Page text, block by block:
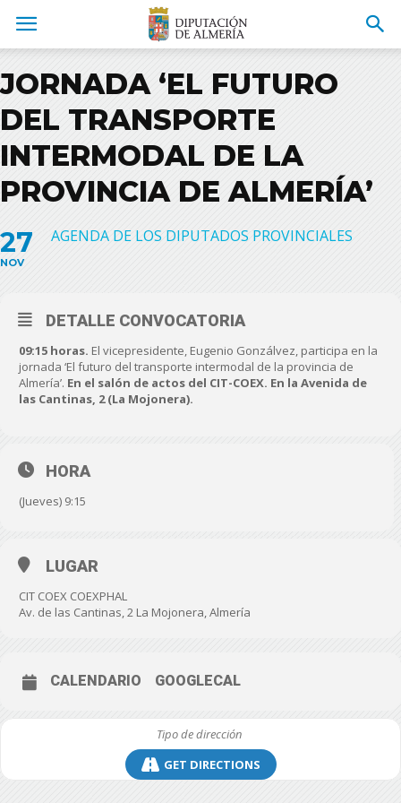
JORNADA ‘EL FUTURO
DEL TRANSPORTE
INTERMODAL DE LA
PROVINCIA DE ALMERÍA’
27
NOV
AGENDA DE LOS DIPUTADOS PROVINCIALES
DETALLE CONVOCATORIA
09:15 horas. El vicepresidente, Eugenio Gonzálvez, participa en la
jornada ‘El futuro del transporte intermodal de la provincia de
Almería’. En el salón de actos del CIT-COEX. En la Avenida de
las Cantinas, 2 (La Mojonera).
HORA
(Jueves) 9:15
LUGAR
CIT COEX COEXPHAL
Av. de las Cantinas, 2 La Mojonera, Almería
CALENDARIO GOOGLECAL
GET DIRECTIONS